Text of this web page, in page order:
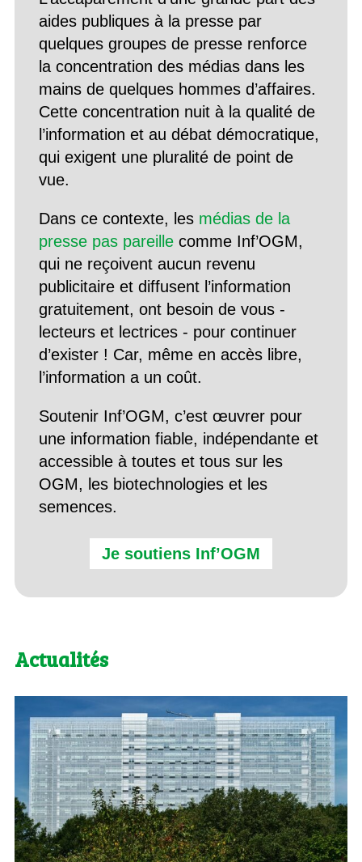
aides publiques à la presse par
quelques groupes de presse renforce
la concentration des médias dans les
mains de quelques hommes d’affaires.
Cette concentration nuit à la qualité de
l’information et au débat démocratique,
qui exigent une pluralité de point de
vue.
Dans ce contexte, les médias de la
presse pas pareillecomme Inf’OGM,
qui ne reçoivent aucun revenu
publicitaire et diffusent l’information
gratuitement, ont besoin de vous -
lecteurs et lectrices - pour continuer
d’exister ! Car, même en accès libre,
l’information a un coût.
Soutenir Inf’OGM, c’est œuvrer pour
une information fiable, indépendante et
accessible à toutes et tous sur les
OGM, les biotechnologies et les
semences.
Je soutiens Inf’OGM
Actualités